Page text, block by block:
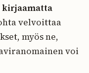
velvoittaa
myös ne,
voi